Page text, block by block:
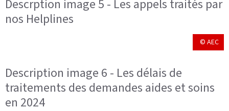
Descrption image 5 - Les appels traités par
nos Helplines
© AEC
Description image 6 - Les délais de
traitements des demandes aides et soins
en 2024